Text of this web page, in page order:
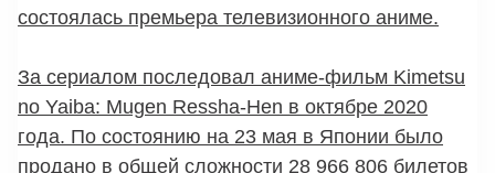
состоялась премьера телевизионного аниме.
За сериалом последовал аниме-фильм Kimetsu
no Yaiba: Mugen Ressha-Hen в октябре 2020
года. По состоянию на 23 мая в Японии было
продано в общей сложности 28 966 806 билетов